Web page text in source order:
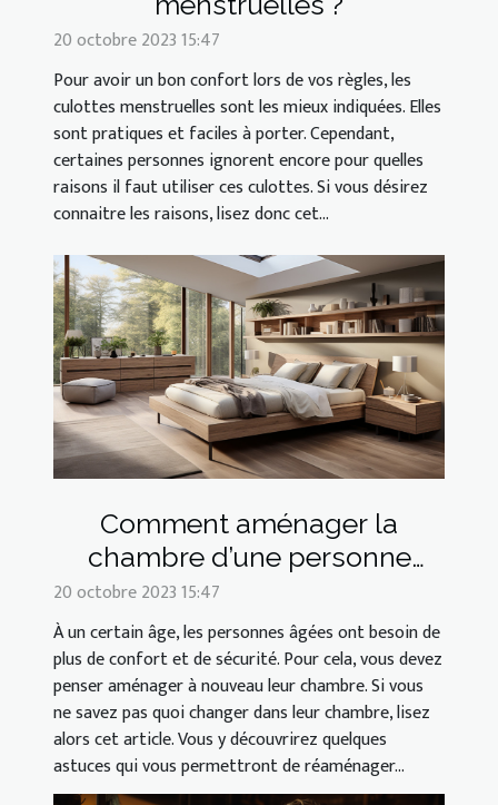
20 octobre 2023 15:47
Pour avoir un bon confort lors de vos règles, les
culottes menstruelles sont les mieux indiquées. Elles
sont pratiques et faciles à porter. Cependant,
certaines personnes ignorent encore pour quelles
raisons il faut utiliser ces culottes. Si vous désirez
connaitre les raisons, lisez donc cet...
Comment aménager la
chambre d’une personne
âgée ?
20 octobre 2023 15:47
À un certain âge, les personnes âgées ont besoin de
plus de confort et de sécurité. Pour cela, vous devez
penser aménager à nouveau leur chambre. Si vous
ne savez pas quoi changer dans leur chambre, lisez
alors cet article. Vous y découvrirez quelques
astuces qui vous permettront de réaménager...